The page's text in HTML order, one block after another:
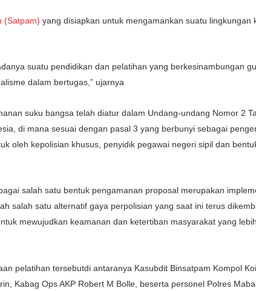
(Satpam) yang disiapkan untuk mengamankan suatu lingkungan
suatu pendidikan dan pelatihan yang berkesinambungan
dalam bertugas,” ujarnya
suku bangsa telah diatur dalam Undang-undang Nomor 2
di mana sesuai dengan pasal 3 yang berbunyi sebagai
oleh kepolisian khusus, penyidik pegawai negeri sipil dan
salah satu bentuk pengamanan proposal merupakan
salah satu alternatif gaya perpolisian yang saat ini terus
mewujudkan keamanan dan ketertiban masyarakat yang
pelatihan tersebutdi antaranya Kasubdit Binsatpam Kompol
Kabag Ops AKP Robert M Bolle, beserta personel Polres